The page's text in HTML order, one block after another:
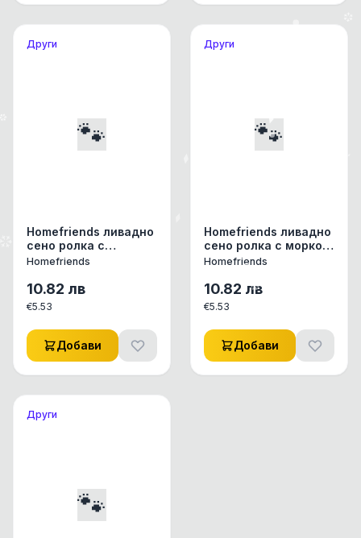
Други
🐾
Homefriends ливадно
сено ролка с
червено цвекло, 100
Homefriends
10.82 лв
€5.53
Добави
Други
🐾
Homefriends ливадно
сено ролка с морков,
100 гр
Homefriends
10.82 лв
€5.53
Добави
Други
🐾